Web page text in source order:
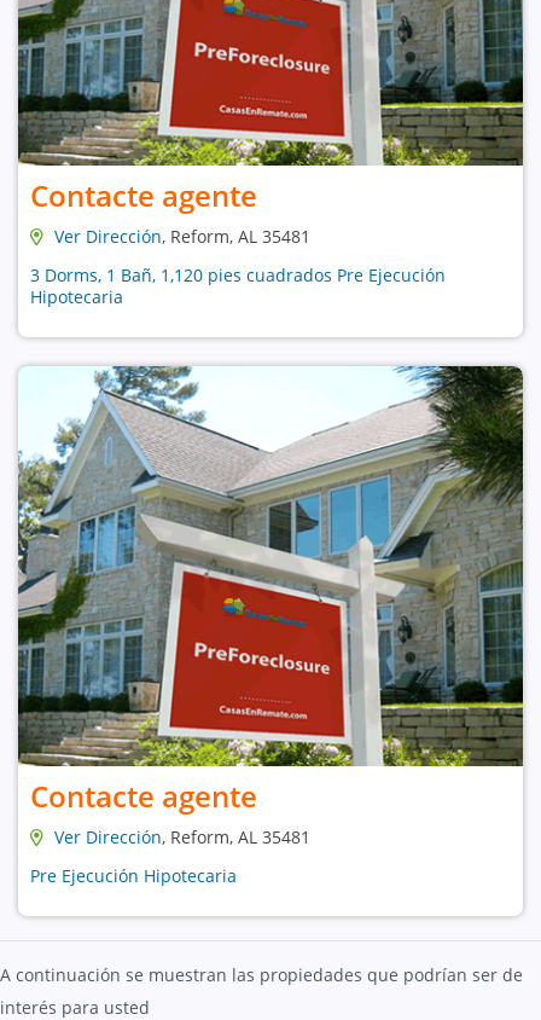
Contacte agente
Ver Dirección, Reform, AL 35481
3 Dorms, 1 Bañ, 1,120 pies cuadrados Pre Ejecución
Hipotecaria
Contacte agente
Ver Dirección, Reform, AL 35481
Pre Ejecución Hipotecaria
A continuación se muestran las propiedades que podrían ser de
interés para usted